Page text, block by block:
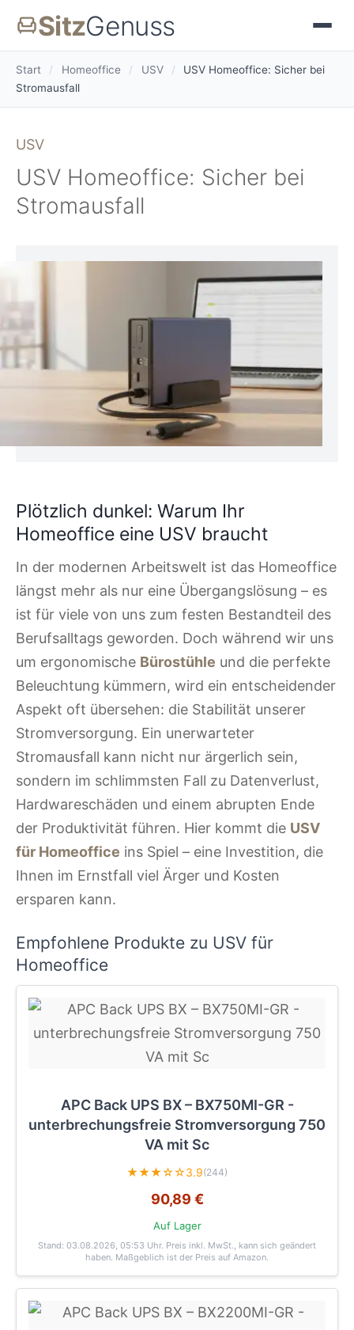
SitzGenuss
Start / Homeoffice / USV /
USV Homeoffice: Sicher bei
Stromausfall
USV
USV Homeoffice: Sicher bei
Stromausfall
Plötzlich dunkel: Warum Ihr
Homeoffice eine USV braucht
In der modernen Arbeitswelt ist das Homeoffice
längst mehr als nur eine Übergangslösung – es
ist für viele von uns zum festen Bestandteil des
Berufsalltags geworden. Doch während wir uns
um ergonomische Bürostühle und die perfekte
Beleuchtung kümmern, wird ein entscheidender
Aspekt oft übersehen: die Stabilität unserer
Stromversorgung. Ein unerwarteter
Stromausfall kann nicht nur ärgerlich sein,
sondern im schlimmsten Fall zu Datenverlust,
Hardwareschäden und einem abrupten Ende
der Produktivität führen. Hier kommt die USV
für Homeoffice ins Spiel – eine Investition, die
Ihnen im Ernstfall viel Ärger und Kosten
ersparen kann.
Empfohlene Produkte zu USV für
Homeoffice
APC Back UPS BX – BX750MI-GR -
unterbrechungsfreie Stromversorgung 750
VA mit Sc
★★★☆☆3.9(244)
90,89 €
Auf Lager
Stand: 03.08.2026, 05:53 Uhr. Preis inkl. MwSt., kann sich geändert
haben. Maßgeblich ist der Preis auf Amazon.